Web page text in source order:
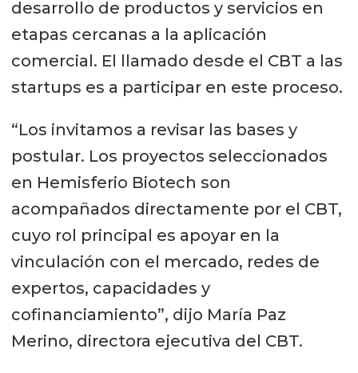
desarrollo de productos y servicios en
etapas cercanas a la aplicación
comercial. El llamado desde el CBT a las
startups es a participar en este proceso.
“Los invitamos a revisar las bases y
postular. Los proyectos seleccionados
en Hemisferio Biotech son
acompañados directamente por el CBT,
cuyo rol principal es apoyar en la
vinculación con el mercado, redes de
expertos, capacidades y
cofinanciamiento”, dijo María Paz
Merino, directora ejecutiva del CBT.